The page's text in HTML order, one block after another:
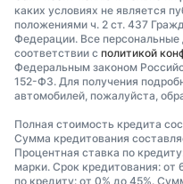
каких условиях не является
положениями ч. 2 ст. 437
Федерации. Все
соответствии с политикой
Федеральным законом
152-ФЗ. Для получения
автомобилей, пожалуйста,
Полная стоимость кредита
Сумма кредитования
Процентная ставка по
марки. Срок кредитования: от
по кредиту: от 0% до 45%.